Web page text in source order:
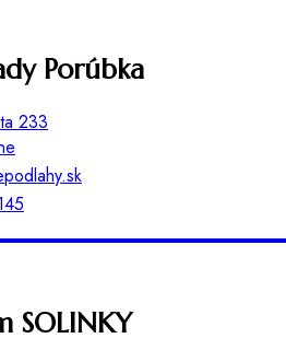
Porúbka
233
SOLINKY